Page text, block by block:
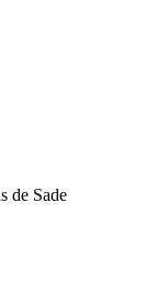
de Sade